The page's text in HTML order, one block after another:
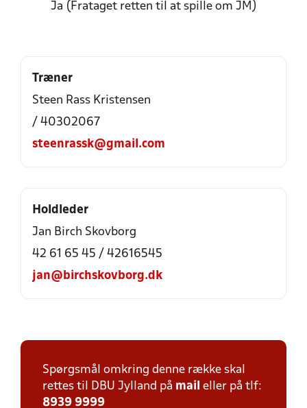
Ja (Frataget retten til at spille om JM)
Træner
Steen Rass Kristensen
/ 40302067
steenrassk@gmail.com
Holdleder
Jan Birch Skovborg
42 61 65 45 / 42616545
jan@birchskovborg.dk
Spørgsmål omkring denne række skal
rettes til DBU Jylland på mail eller på tlf:
8939 9999